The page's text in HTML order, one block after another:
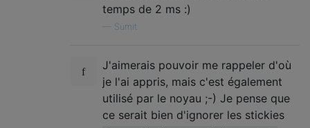
temps de 2 ms :)
Sumit
J'aimerais pouvoir me rappeler d'où
je l'ai appris, mais c'est également
utilisé par le noyau ;-) Je pense que
ce serait bien d'ignorer les stickies